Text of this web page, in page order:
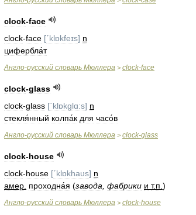
clock-face
clock-face [ˊklɒkfeɪs] n
цифербла́т
Англо-русский словарь Мюллера > clock-face
clock-glass
clock-glass [ˊklɒkglɑ:s] n
стекля́нный колпа́к для часо́в
Англо-русский словарь Мюллера > clock-glass
clock-house
clock-house [ˊklɒkhaυs] n
амер проходна́я (завода фабрики и т.п )
Англо-русский словарь Мюллера > clock-house